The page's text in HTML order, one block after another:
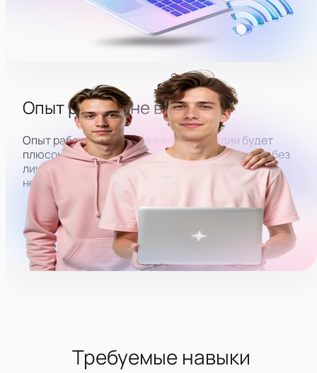
Опыт работы не важен
Опыт работы оператора в вебкам студии будет
плюсом, но мы также открыты для кандидатов без
личного опыта работы и готовы обучить всему
необходимому.
Требуемые навыки